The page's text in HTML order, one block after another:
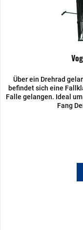
Über ein Drehrad
befindet sich eine
Falle gelangen. Ideal
Fang